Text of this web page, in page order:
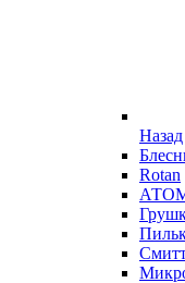
Назад
Rotan